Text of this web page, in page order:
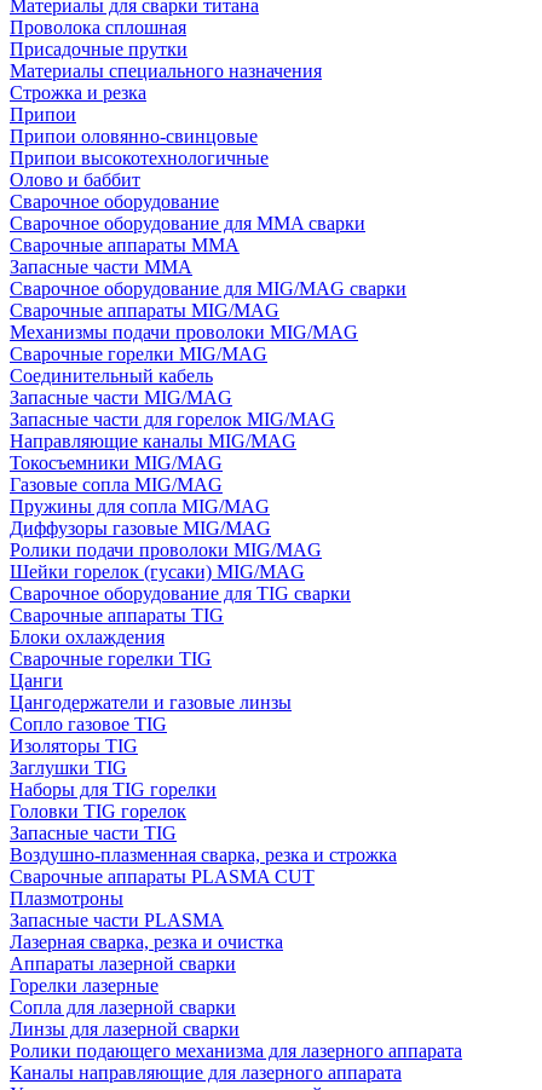
Материалы для сварки титана
Проволока сплошная
Присадочные прутки
Материалы специального назначения
Строжка и резка
Припои
Припои оловянно-свинцовые
Припои высокотехнологичные
Олово и баббит
Сварочное оборудование
Сварочное оборудование для MMA сварки
Сварочные аппараты MMA
Запасные части MMA
Сварочное оборудование для MIG/MAG сварки
Сварочные аппараты MIG/MAG
Механизмы подачи проволоки MIG/MAG
Сварочные горелки MIG/MAG
Соединительный кабель
Запасные части MIG/MAG
Запасные части для горелок MIG/MAG
Направляющие каналы MIG/MAG
Токосъемники MIG/MAG
Газовые сопла MIG/MAG
Пружины для сопла MIG/MAG
Диффузоры газовые MIG/MAG
Ролики подачи проволоки MIG/MAG
Шейки горелок (гусаки) MIG/MAG
Сварочное оборудование для TIG сварки
Сварочные аппараты TIG
Блоки охлаждения
Сварочные горелки TIG
Цанги
Цангодержатели и газовые линзы
Сопло газовое TIG
Изоляторы TIG
Заглушки TIG
Наборы для TIG горелки
Головки TIG горелок
Запасные части TIG
Воздушно-плазменная сварка, резка и строжка
Сварочные аппараты PLASMA CUT
Плазмотроны
Запасные части PLASMA
Лазерная сварка, резка и очистка
Аппараты лазерной сварки
Горелки лазерные
Сопла для лазерной сварки
Линзы для лазерной сварки
Ролики подающего механизма для лазерного аппарата
Каналы направляющие для лазерного аппарата